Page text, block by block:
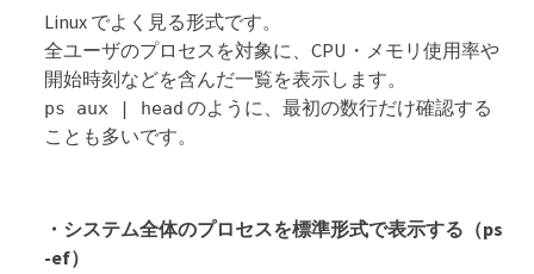
Linux でよく見る形式です。
全ユーザのプロセスを対象に、CPU・メモリ使用率や
開始時刻などを含んだ一覧を表示します。
ps aux | head のように、最初の数行だけ確認する
ことも多いです。
・システム全体のプロセスを標準形式で表示する（ps
-ef）